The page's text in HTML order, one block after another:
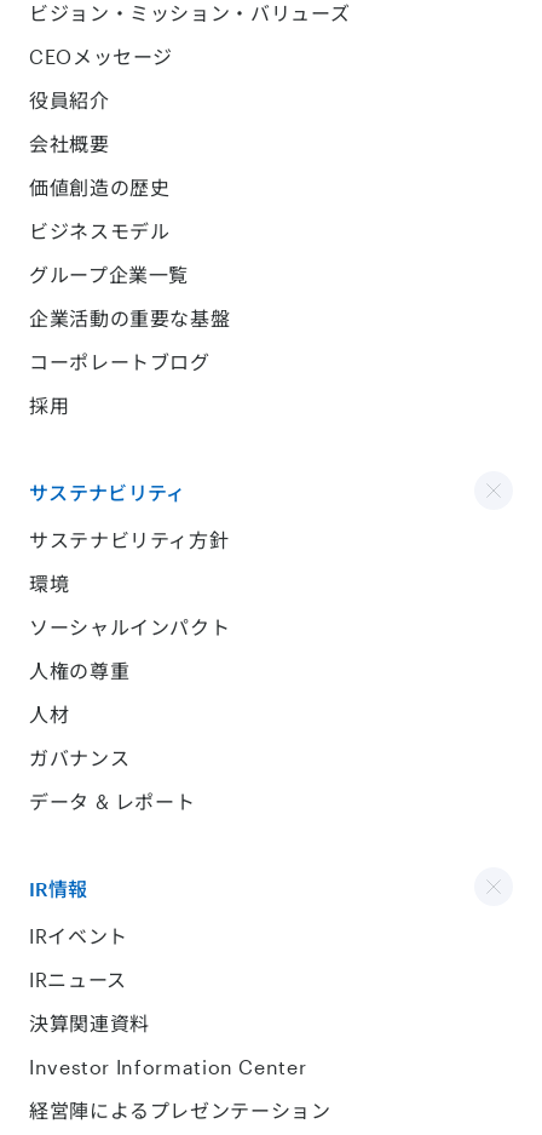
ビジョン・ミッション・バリューズ
CEOメッセージ
役員紹介
会社概要
価値創造の歴史
ビジネスモデル
グループ企業一覧
企業活動の重要な基盤
コーポレートブログ
採用
サステナビリティ
サステナビリティ方針
環境
ソーシャルインパクト
人権の尊重
人材
ガバナンス
データ & レポート
IR情報
IRイベント
IRニュース
決算関連資料
Investor Information Center
経営陣によるプレゼンテーション